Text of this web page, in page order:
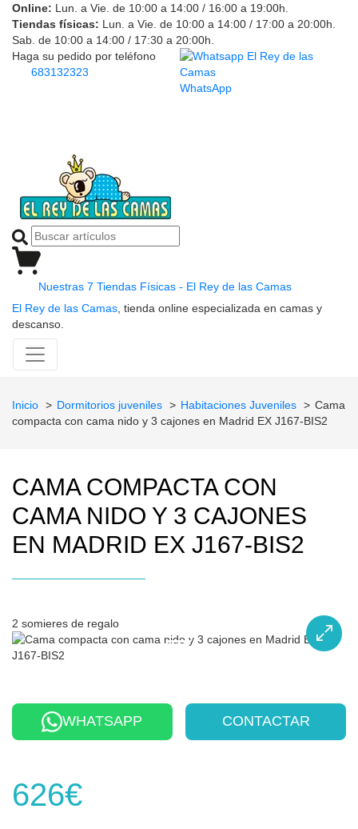
Online: Lun. a Vie. de 10:00 a 14:00 / 16:00 a 19:00h.
Tiendas físicas: Lun. a Vie. de 10:00 a 14:00 / 17:00 a 20:00h.
Sab. de 10:00 a 14:00 / 17:30 a 20:00h.
Haga su pedido por teléfono
683132323
WhatsApp
Nuestras 7 Tiendas Físicas - El Rey de las Camas
El Rey de las Camas , tienda online especializada en camas y
descanso.
Inicio Dormitorios juveniles Habitaciones Juveniles
Cama
compacta con cama nido y 3 cajones en Madrid EX J167-BIS2
CAMA COMPACTA CON
CAMA NIDO Y 3 CAJONES
EN MADRID EX J167-BIS2
2 somieres de regalo
WHATSAPP CONTACTAR
626€